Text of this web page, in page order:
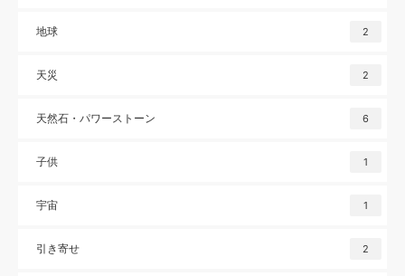
地球 2
天災 2
天然石・パワーストーン 6
子供 1
宇宙 1
引き寄せ 2